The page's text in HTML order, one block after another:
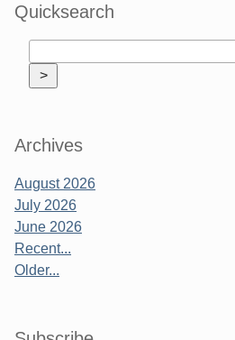
Quicksearch
Archives
August 2026
July 2026
June 2026
Recent...
Older...